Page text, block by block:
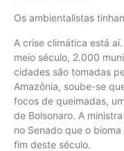
Os ambientalistas
A crise climática está
meio século, 2.000
cidades são tomadas
Amazônia, soube-se
focos de queimadas,
de Bolsonaro. A
no Senado que o
fim deste século.